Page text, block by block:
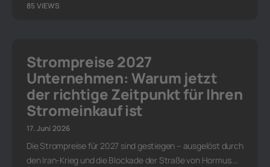
85 VIEWS
Strompreise 2027
Unternehmen: Warum jetzt
der richtige Zeitpunkt für Ihren
Stromeinkauf ist
17. Juni 2026
Die Strompreise für 2027 sind gestiegen – ausgelöst durch
den Iran-Krieg und die Blockade der Straße von Hormus.…